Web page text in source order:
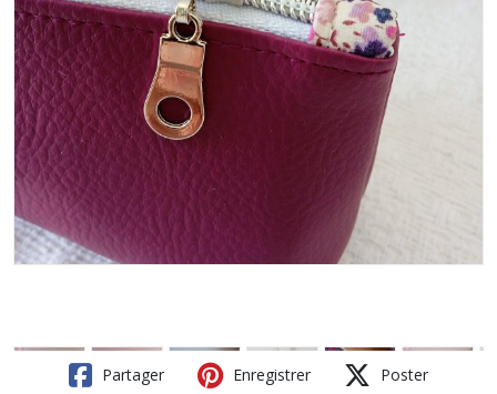
Partager Enregistrer Poster